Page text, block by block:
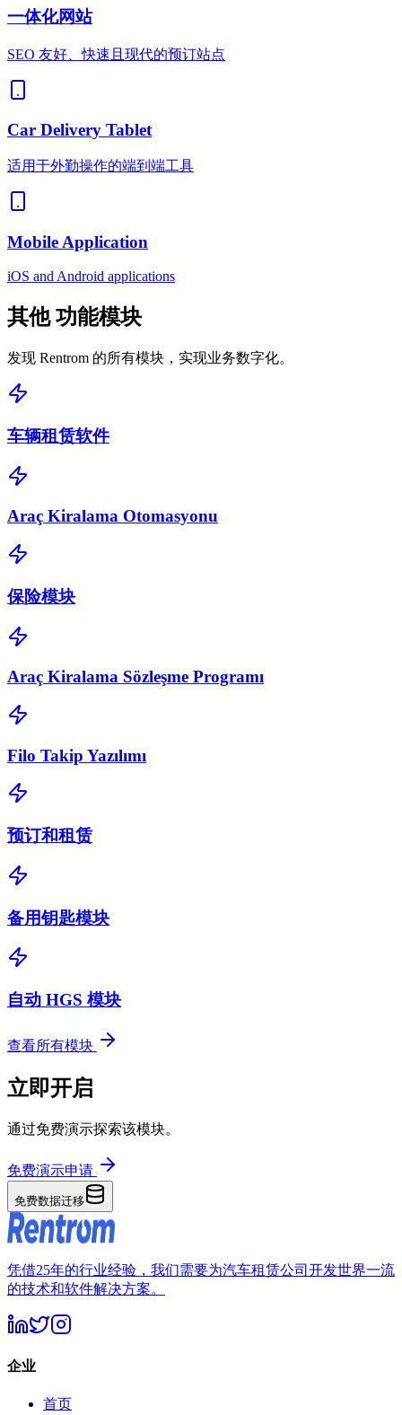
一体化网站
SEO 友好、快速且现代的预订站点
Car Delivery Tablet
适用于外勤操作的端到端工具
Mobile Application
iOS and Android applications
其他 功能模块
发现 Rentrom 的所有模块，实现业务数字化。
车辆租赁软件
Araç Kiralama Otomasyonu
保险模块
Araç Kiralama Sözleşme Programı
Filo Takip Yazılımı
预订和租赁
备用钥匙模块
自动 HGS 模块
查看所有模块
立即开启
通过免费演示探索该模块。
免费演示申请
免费数据迁移
凭借25年的行业经验，我们需要为汽车租赁公司开发世界一流
的技术和软件解决方案。
企业
首页